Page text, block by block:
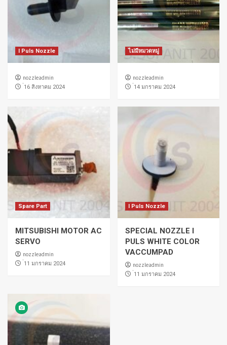
I Puls Nozzle
nozzleadmin
่16 สิงหาคม 2024
ไม่มีหมวดหมู่
nozzleadmin
่14 มกราคม 2024
Spare Part
MITSUBISHI MOTOR AC
SERVO
nozzleadmin
่11 มกราคม 2024
I Puls Nozzle
SPECIAL NOZZLE I
PULS WHITE COLOR
VACCUMPAD
nozzleadmin
่11 มกราคม 2024